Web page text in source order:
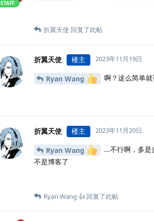
STAFF
折翼天使 回复了此帖
折翼天使 楼主 2023年11月19日
Ryan Wang 啊？这么简单
折翼天使 楼主 2023年11月20日
Ryan Wang
...不行啊，多
不是博客了
Ryan Wang 👍 回复了此帖